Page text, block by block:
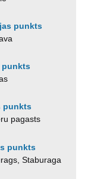
punkts
punkts
punkts
pagasts
punkts
Staburaga